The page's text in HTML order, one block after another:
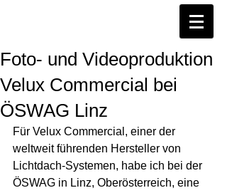
Foto- und Videoproduktion
Velux Commercial bei
ÖSWAG Linz
Für Velux Commercial, einer der
weltweit führenden Hersteller von
Lichtdach-Systemen, habe ich bei der
ÖSWAG in Linz, Oberösterreich, eine